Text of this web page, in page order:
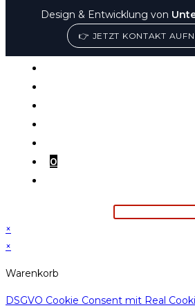
Design & Entwicklung von
👉 JETZT KONTAKT
Home
0
×
×
Warenkorb
DSGVO Cookie Consent mit Real